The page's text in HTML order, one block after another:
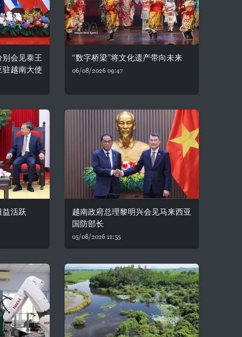
会见泰王
越南大使
“数字桥梁”将文化遗产带向未来
06/08/2026 09:47
益活跃
越南政府总理黎明兴会见马来西亚
国防部长
05/08/2026 12:55